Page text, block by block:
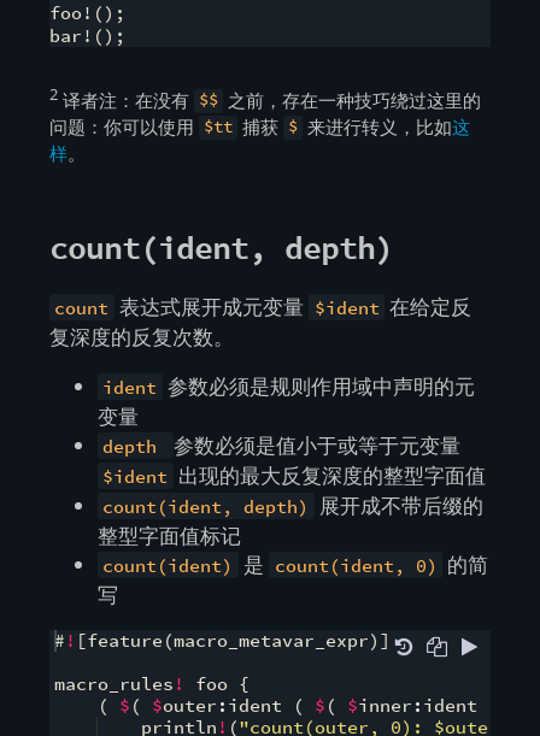
foo!();
2 译者注：在没有 $$ 之前，存在一种技巧绕过这里的
问题：你可以使用 $tt 捕获 $ 来进行转义，比如这
样。
count(ident, depth)
count 表达式展开成元变量 $ident 在给定反
复深度的反复次数。
ident 参数必须是规则作用域中声明的元
变量
depth 参数必须是值小于或等于元变量
$ident 出现的最大反复深度的整型字面值
count(ident, depth)
展开成不带后缀的
整型字面值标记
count(ident) 是 count(ident, 0)
的简
写
# ! [feature (macro_metavar_expr)]
macro_rules ! foo {
(
$ ( $outer : ident ( $ ( $inner : ident
    println
! ("count(outer, 0): $outer